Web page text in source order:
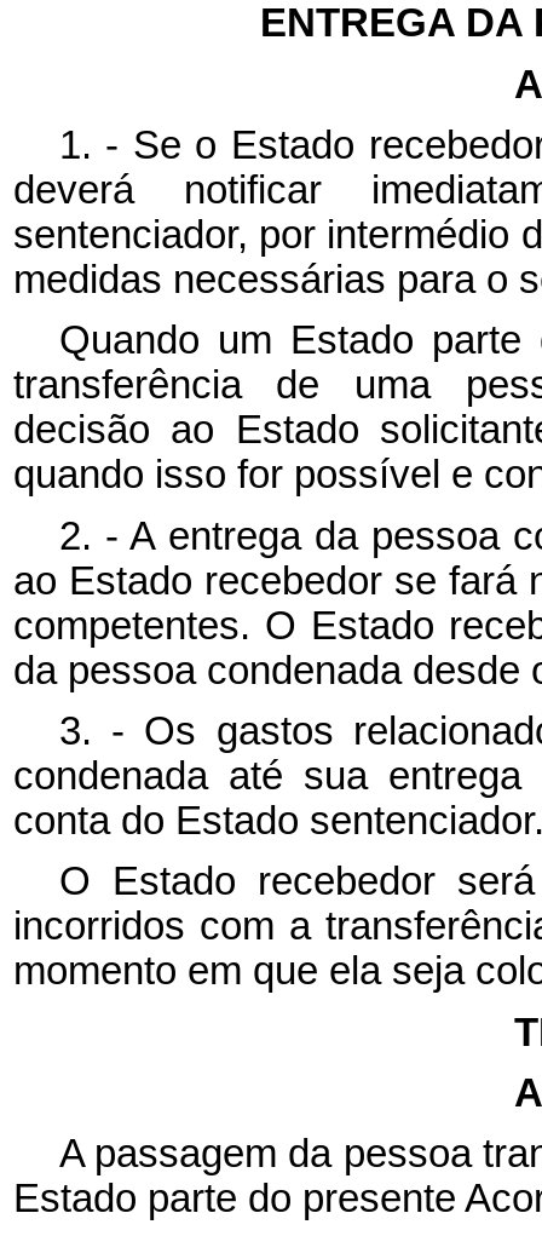
ENTREGA DA
1. - Se o Estado
deverá notificar
sentenciador, por intermédio
medidas necessárias para o
Quando um Estado
transferência de uma
decisão ao Estado
quando isso for possível e
2. - A entrega da pessoa
ao Estado recebedor se fará
competentes. O Estado
da pessoa condenada desde
3. - Os gastos
condenada até sua
conta do Estado
O Estado recebedor
incorridos com a
momento em que ela seja
A passagem da pessoa
Estado parte do presente